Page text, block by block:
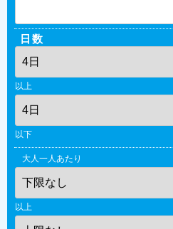
日数
以上
以下
大人一人あたり
以上